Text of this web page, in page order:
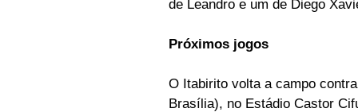
de Leandro e um de Diego
Próximos jogos
O Itabirito volta a campo
Brasília), no Estádio Castor